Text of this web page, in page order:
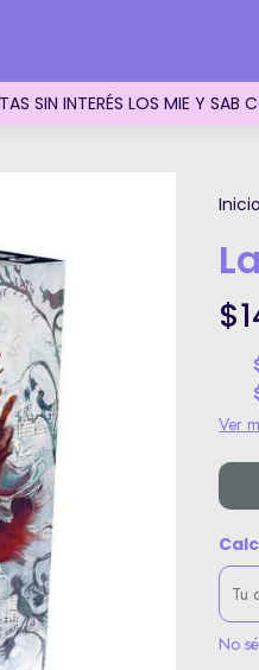
SIN INTERÉS LOS MIE Y SAB
Inicio
Ver
No